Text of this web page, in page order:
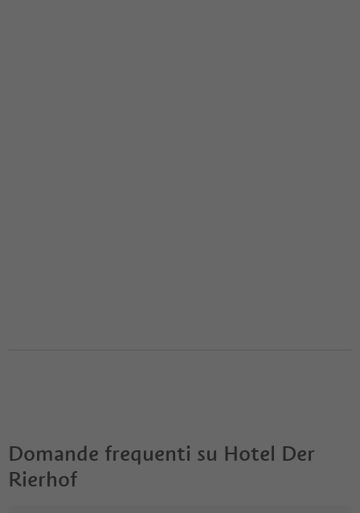
Domande frequenti su Hotel Der
Rierhof